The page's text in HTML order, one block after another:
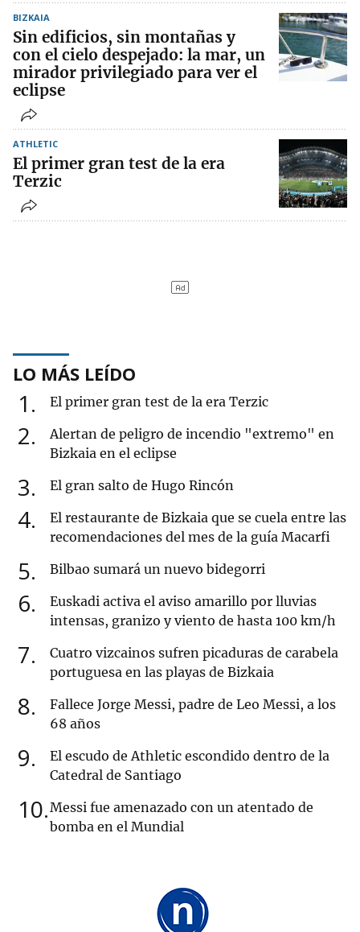
BIZKAIA
Sin edificios, sin montañas y
con el cielo despejado: la mar, un
mirador privilegiado para ver el
eclipse
ATHLETIC
El primer gran test de la era
Terzic
LO MÁS LEÍDO
1 El primer gran test de la era Terzic
2
Alertan de peligro de incendio "extremo" en
Bizkaia en el eclipse
3 El gran salto de Hugo Rincón
4
El restaurante de Bizkaia que se cuela entre las
recomendaciones del mes de la guía Macarfi
5 Bilbao sumará un nuevo bidegorri
6
Euskadi activa el aviso amarillo por lluvias
intensas, granizo y viento de hasta 100 km/h
7
Cuatro vizcainos sufren picaduras de carabela
portuguesa en las playas de Bizkaia
8
Fallece Jorge Messi, padre de Leo Messi, a los
68 años
9
El escudo de Athletic escondido dentro de la
Catedral de Santiago
10 Messi fue amenazado con un atentado de
bomba en el Mundial